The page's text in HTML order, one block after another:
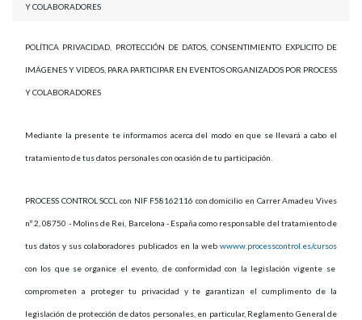
Y COLABORADORES
POLÍTICA PRIVACIDAD, PROTECCIÓN DE DATOS, CONSENTIMIENTO EXPLICITO DE
IMÁGENES Y VIDEOS, PARA PARTICIPAR EN EVENTOS ORGANIZADOS POR PROCESS
Y COLABORADORES
Mediante la presente te informamos acerca del modo en que se llevará a cabo el
tratamiento de tus datos personales con ocasión de tu participación.
PROCESS CONTROL SCCL con NIF F58162116 con domicilio en Carrer Amadeu Vives
nº 2, 08750 - Molins de Rei, Barcelona - España como responsable del tratamiento de
tus datos y sus colaboradores publicados en la web wwww.processcontrol.es/cursos
con los que se organice el evento, de conformidad con la legislación vigente se
comprometen a proteger tu privacidad y te garantizan el cumplimento de la
legislación de protección de datos personales, en particular, Reglamento General de